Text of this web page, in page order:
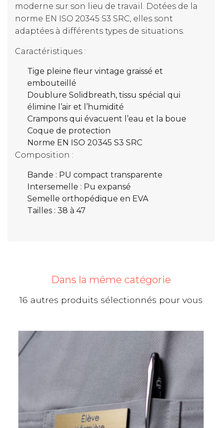
moderne sur son lieu de travail. Dotées de la
norme EN ISO 20345 S3 SRC, elles sont
adaptées à différents types de situations.
Caractéristiques :
Tige pleine fleur vintage graissé et
embouteillé
Doublure Solidbreath, tissu spécial qui
élimine l’air et l’humidité
Crampons qui évacuent l’eau et la boue
Coque de protection
Norme EN ISO 20345 S3 SRC
Composition :
Bande : PU compact transparente
Intersemelle : Pu expansé
Semelle orthopédique en EVA
Tailles : 38 à 47
Dans la même catégorie
16 autres produits sélectionnés pour vous